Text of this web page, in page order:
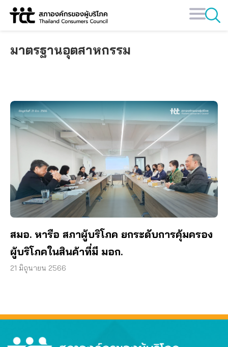
Skip
มาตรฐานอุตสาหกรรม
สมอ. หารือ สภาผู้บริโภค ยกระดับการคุ้มครอง
ผู้บริโภคในสินค้าที่มี มอก.
21 มิถุนายน 2566